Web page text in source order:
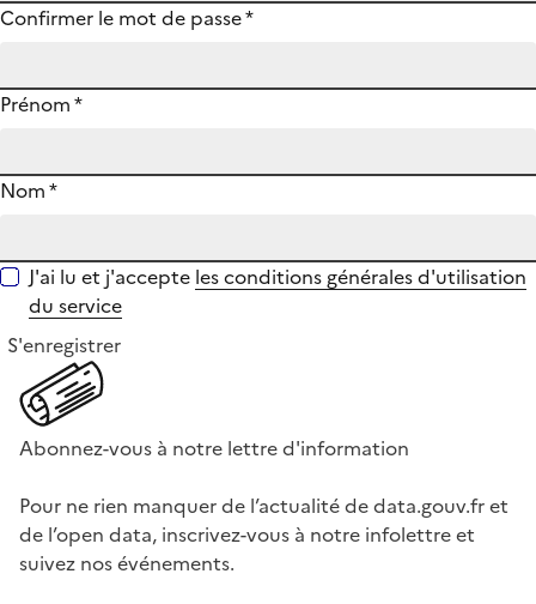
Confirmer le mot de passe*
Prénom*
Nom*
J'ai lu et j'accepte les conditions générales d'utilisation
du service
S'enregistrer
Abonnez-vous à notre lettre d'information
Pour ne rien manquer de l’actualité de data.gouv.fr et
de l’open data, inscrivez-vous à notre infolettre et
suivez nos événements.